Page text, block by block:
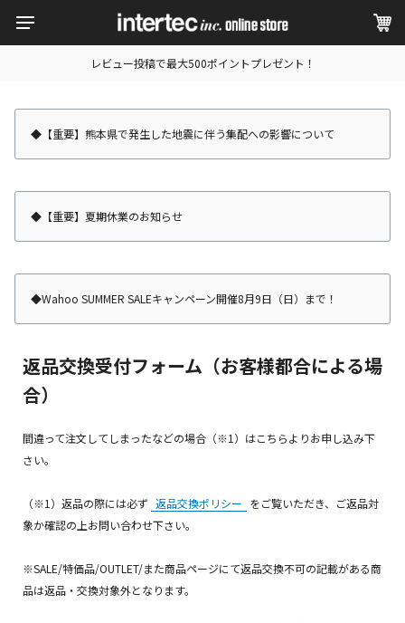
レビュー投稿で最大500ポイントプレゼント！
◆【重要】熊本県で発生した地震に伴う集配への影響について
◆【重要】夏期休業のお知らせ
◆Wahoo SUMMER SALEキャンペーン開催8月9日（日）まで！
返品交換受付フォーム（お客様都合による場
合）
間違って注文してしまったなどの場合（※1）はこちらよりお申し込み下
さい。
（※1）返品の際には必ず 返品交換ポリシー をご覧いただき、ご返品対
象か確認の上お問い合わせ下さい。
※SALE/特価品/OUTLET/また商品ページにて返品交換不可の記載がある商
品は返品・交換対象外となります。